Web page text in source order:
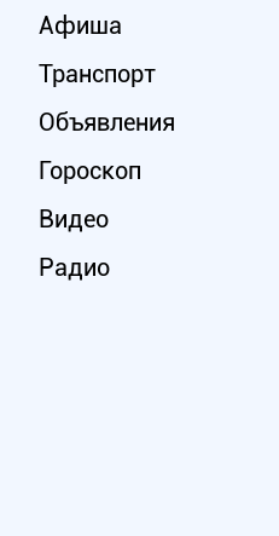
Афиша
Транспорт
Объявления
Гороскоп
Видео
Радио